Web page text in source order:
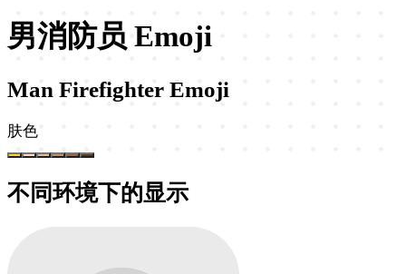
男消防员 Emoji
Man Firefighter Emoji
肤色
不同环境下的显示